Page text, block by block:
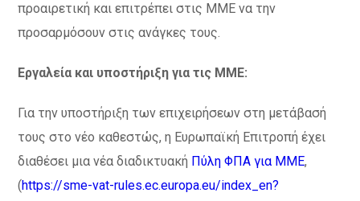
προαιρετική και επιτρέπει στις ΜΜΕ να την
προσαρμόσουν στις ανάγκες τους.
Εργαλεία και υποστήριξη για τις ΜΜΕ:
Για την υποστήριξη των επιχειρήσεων στη μετάβασή
τους στο νέο καθεστώς, η Ευρωπαϊκή Επιτροπή έχει
διαθέσει μια νέα διαδικτυακή Πύλη ΦΠΑ για ΜΜΕ,
(https://sme-vat-rules.ec.europa.eu/index_en?